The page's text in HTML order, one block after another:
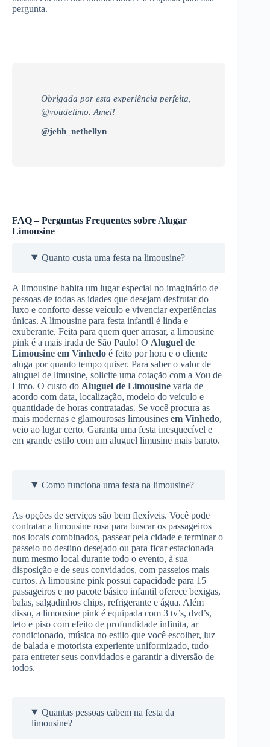
pergunta.
Obrigada por esta experiência perfeita,
@voudelimo. Amei!
@jehh_nethellyn
FAQ – Perguntas Frequentes sobre Alugar
Limousine
Quanto custa uma festa na limousine?
A limousine habita um lugar especial no imaginário de
pessoas de todas as idades que desejam desfrutar do
luxo e conforto desse veículo e vivenciar experiências
únicas. A limousine para festa infantil é linda e
exuberante. Feita para quem quer arrasar, a limousine
pink é a mais irada de São Paulo! O Aluguel de
Limousine em Vinhedo é feito por hora e o cliente
aluga por quanto tempo quiser. Para saber o valor de
aluguel de limusine, solicite uma cotação com a Vou de
Limo. O custo do Aluguel de Limousine varia de
acordo com data, localização, modelo do veículo e
quantidade de horas contratadas. Se você procura as
mais modernas e glamourosas limousines em Vinhedo,
veio ao lugar certo. Garanta uma festa inesquecível e
em grande estilo com um aluguel limusine mais barato.
Como funciona uma festa na limousine?
As opções de serviços são bem flexíveis. Você pode
contratar a limousine rosa para buscar os passageiros
nos locais combinados, passear pela cidade e terminar o
passeio no destino desejado ou para ficar estacionada
num mesmo local durante todo o evento, à sua
disposição e de seus convidados, com passeios mais
curtos. A limousine pink possui capacidade para 15
passageiros e no pacote básico infantil oferece bexigas,
balas, salgadinhos chips, refrigerante e água. Além
disso, a limousine pink é equipada com 3 tv’s, dvd’s,
teto e piso com efeito de profundidade infinita, ar
condicionado, música no estilo que você escolher, luz
de balada e motorista experiente uniformizado, tudo
para entreter seus convidados e garantir a diversão de
todos.
Quantas pessoas cabem na festa da
limousine?